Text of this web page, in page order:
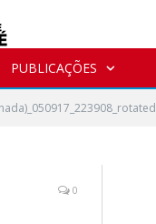
PUBLICAÇÕES
0